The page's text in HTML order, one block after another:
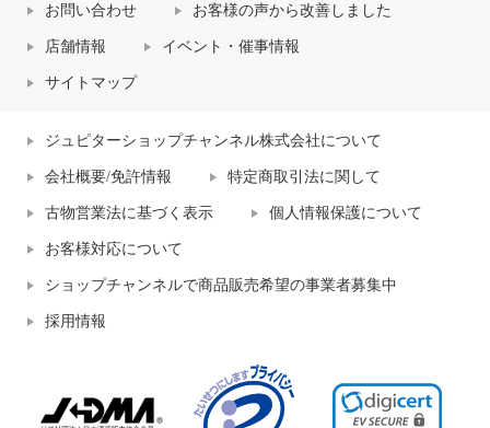
お問い合わせ お客様の声から改善しました
店舗情報 イベント・催事情報
サイトマップ
ジュピターショップチャンネル株式会社について
会社概要/免許情報 特定商取引法に関して
古物営業法に基づく表示 個人情報保護について
お客様対応について
ショップチャンネルで商品販売希望の事業者募集中
採用情報